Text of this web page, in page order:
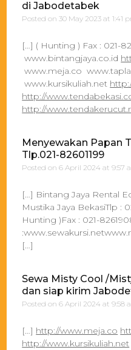
di Jabodetabek
Posted on30 May 2023 at 1:41
[…] ( Hunting ) Fax : 021-
www.bintangjaya.co.id
www.meja.co
www.kursikuliah.net
http://
http://
Menyewakan Papan
Tlp.021-82601199
Posted on6 April 2024 at 9:57
[…] Bintang Jaya Rental
Mustika Jaya BekasiTlp :
Hunting )Fax : 021-
[…]
Sewa Misty Cool /
dan siap kirim
Posted on6 April 2024 at 9:58
[…] http://www.meja.co
http://www.kursikuliah.net